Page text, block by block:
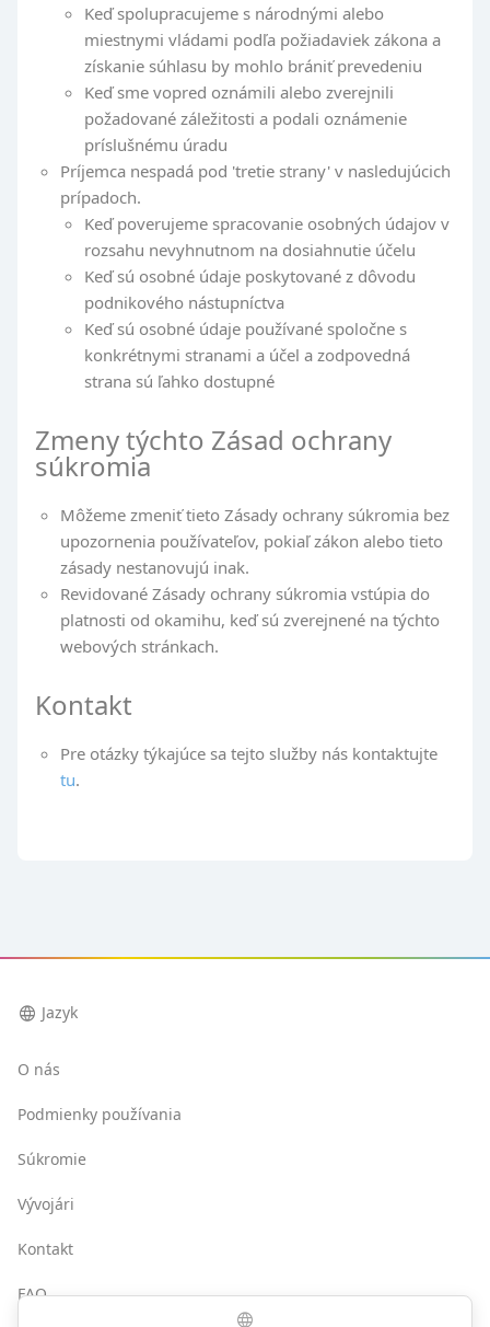
Keď spolupracujeme s národnými alebo
miestnymi vládami podľa požiadaviek zákona a
získanie súhlasu by mohlo brániť prevedeniu
Keď sme vopred oznámili alebo zverejnili
požadované záležitosti a podali oznámenie
príslušnému úradu
Príjemca nespadá pod 'tretie strany' v nasledujúcich
prípadoch.
Keď poverujeme spracovanie osobných údajov v
rozsahu nevyhnutnom na dosiahnutie účelu
Keď sú osobné údaje poskytované z dôvodu
podnikového nástupníctva
Keď sú osobné údaje používané spoločne s
konkrétnymi stranami a účel a zodpovedná
strana sú ľahko dostupné
Zmeny týchto Zásad ochrany
súkromia
Môžeme zmeniť tieto Zásady ochrany súkromia bez
upozornenia používateľov, pokiaľ zákon alebo tieto
zásady nestanovujú inak.
Revidované Zásady ochrany súkromia vstúpia do
platnosti od okamihu, keď sú zverejnené na týchto
webových stránkach.
Kontakt
Pre otázky týkajúce sa tejto služby nás kontaktujte
tu.
language Jazyk
O nás
Podmienky používania
Súkromie
Vývojári
Kontakt
FAQ
language